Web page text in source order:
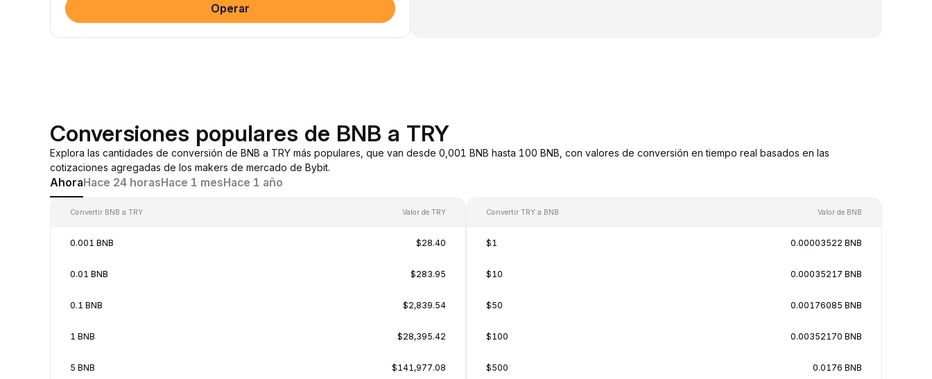
Operar
Conversiones populares de BNB a TRY
Explora las cantidades de conversión de BNB a TRY más populares, que van desde 0,001 BNB hasta 100 BNB, con valores de conversión en tiempo real basados en las
cotizaciones agregadas de los makers de mercado de Bybit.
AhoraHace 24 horasHace 1 mesHace 1 año
Convertir BNB a TRY Valor de TRY
0.001 BNB $28.40
0.01 BNB $283.95
0.1 BNB $2,839.54
1 BNB $28,395.42
5 BNB $141,977.08
Convertir TRY a BNB Valor de BNB
$1 0.00003522 BNB
$10 0.00035217 BNB
$50 0.00176085 BNB
$100 0.00352170 BNB
$500 0.0176 BNB